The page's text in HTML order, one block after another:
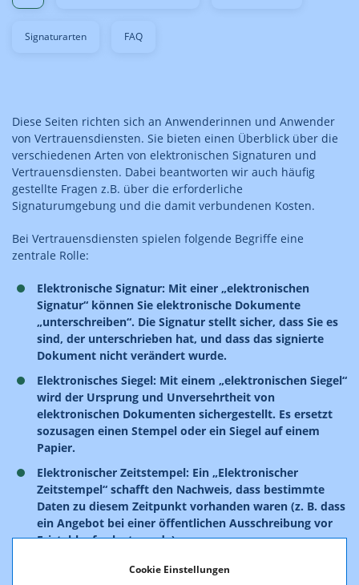
Cookie Einstellungen
Signaturarten FAQ
Diese Seiten richten sich an Anwenderinnen und Anwender
von Vertrauensdiensten. Sie bieten einen Überblick über die
verschiedenen Arten von elektronischen Signaturen und
Vertrauensdiensten. Dabei beantworten wir auch häufig
gestellte Fragen z.B. über die erforderliche
Signaturumgebung und die damit verbundenen Kosten.
Bei Vertrauensdiensten spielen folgende Begriffe eine
zentrale Rolle:
Elektronische Signatur: Mit einer „elektronischen
Signatur“ können Sie elektronische Dokumente
„unterschreiben“. Die Signatur stellt sicher, dass Sie es
sind, der unterschrieben hat, und dass das signierte
Dokument nicht verändert wurde.
Elektronisches Siegel: Mit einem „elektronischen Siegel“
wird der Ursprung und Unversehrtheit von
elektronischen Dokumenten sichergestellt. Es ersetzt
sozusagen einen Stempel oder ein Siegel auf einem
Papier.
Elektronischer Zeitstempel: Ein „Elektronischer
Zeitstempel“ schafft den Nachweis, dass bestimmte
Daten zu diesem Zeitpunkt vorhanden waren (z. B. dass
ein Angebot bei einer öffentlichen Ausschreibung vor
Fristablauf gelegt wurde).
Die Definitionen sind technologieneutral. Darunter fallen